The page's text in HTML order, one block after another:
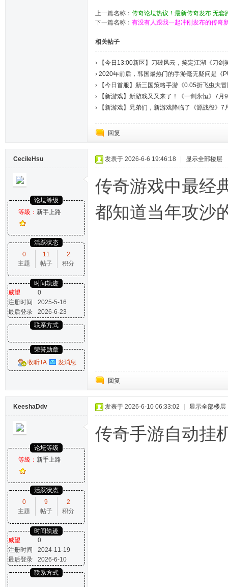
上一篇名称： 传奇论坛热议！最新传奇发布 无
下一篇名称： 有没有人跟我一起冲刚发布的传奇
相关帖子
›
【今日13:00新区】刀破风云，笑定江湖《刀
› 2020年前后，韩国最热门的手游毫无疑问是《
›
【今日首服】新三国策略手游《0.05折飞虫大
›
【新游戏】新游戏又又来了！《一剑永恒》7月
›
【新游戏】兄弟们，新游戏降临了《源战役》
回复
CecileHsu
论坛等级
等級： 新手上路
活跃状态
0
主题
11
帖子
2
积分
时间轨迹
威望
0
注册时间
2025-5-16
最后登录
2026-6-23
联系方式
荣誉勋章
收听TA
发消息
发表于 2026-6-6 19:46:18 显示全部楼层
传奇游戏中最经
都知道当年攻沙
回复
KeeshaDdv
论坛等级
等級： 新手上路
活跃状态
0
主题
9
帖子
2
积分
时间轨迹
威望
0
注册时间
2024-11-19
最后登录
2026-6-10
联系方式
发表于 2026-6-10 06:33:02 显示全部楼层
传奇手游自动挂